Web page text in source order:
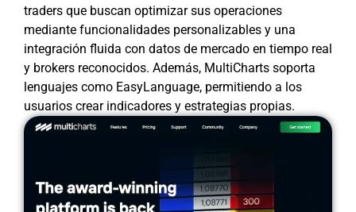
traders que buscan optimizar sus operaciones
mediante funcionalidades personalizables y una
integración fluida con datos de mercado en tiempo real
y brokers reconocidos. Además, MultiCharts soporta
lenguajes como EasyLanguage, permitiendo a los
usuarios crear indicadores y estrategias propias.